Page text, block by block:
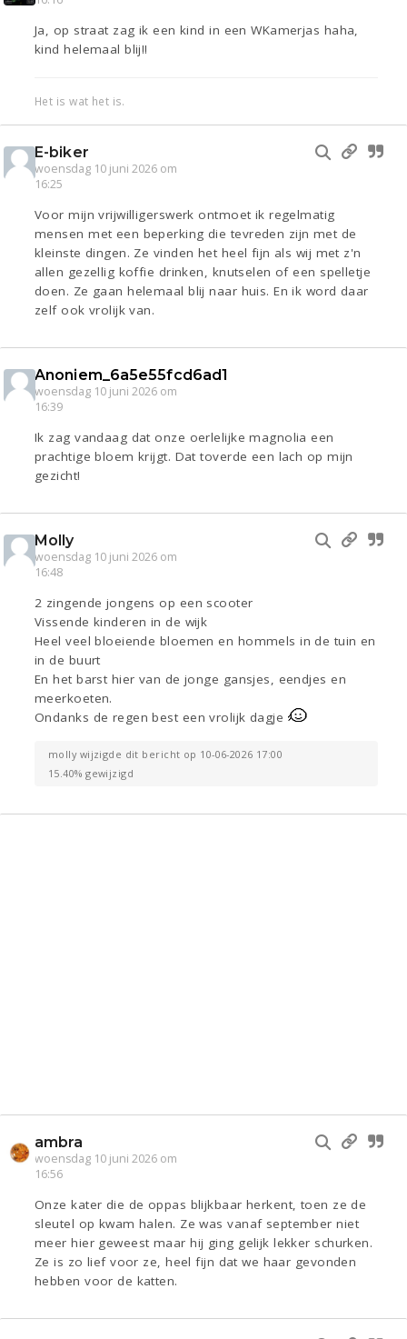
Ja, op straat zag ik een kind in een WKamerjas haha,
kind helemaal blij!!
Het is wat het is.
E-biker
woensdag 10 juni 2026 om
16:25
Voor mijn vrijwilligerswerk ontmoet ik regelmatig
mensen met een beperking die tevreden zijn met de
kleinste dingen. Ze vinden het heel fijn als wij met z'n
allen gezellig koffie drinken, knutselen of een spelletje
doen. Ze gaan helemaal blij naar huis. En ik word daar
zelf ook vrolijk van.
Anoniem_6a5e55fcd6ad1
woensdag 10 juni 2026 om
16:39
Ik zag vandaag dat onze oerlelijke magnolia een
prachtige bloem krijgt. Dat toverde een lach op mijn
gezicht!
Molly
woensdag 10 juni 2026 om
16:48
2 zingende jongens op een scooter
Vissende kinderen in de wijk
Heel veel bloeiende bloemen en hommels in de tuin en
in de buurt
En het barst hier van de jonge gansjes, eendjes en
meerkoeten.
Ondanks de regen best een vrolijk dagje
molly wijzigde dit bericht op 10-06-2026 17:00
15.40% gewijzigd
ambra
woensdag 10 juni 2026 om
16:56
Onze kater die de oppas blijkbaar herkent, toen ze de
sleutel op kwam halen. Ze was vanaf september niet
meer hier geweest maar hij ging gelijk lekker schurken.
Ze is zo lief voor ze, heel fijn dat we haar gevonden
hebben voor de katten.